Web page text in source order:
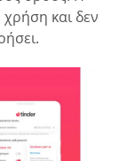
και δεν